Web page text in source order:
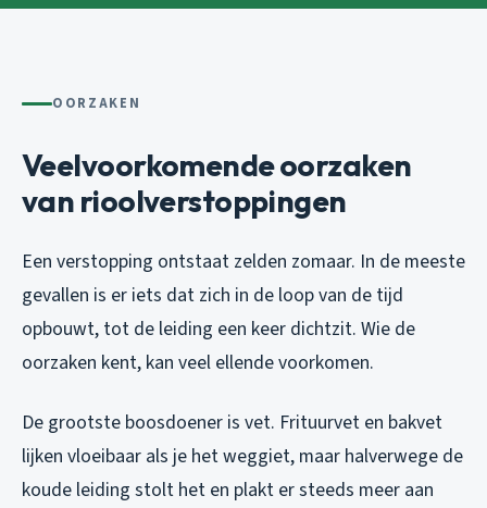
OORZAKEN
Veelvoorkomende oorzaken
van rioolverstoppingen
Een verstopping ontstaat zelden zomaar. In de meeste
gevallen is er iets dat zich in de loop van de tijd
opbouwt, tot de leiding een keer dichtzit. Wie de
oorzaken kent, kan veel ellende voorkomen.
De grootste boosdoener is vet. Frituurvet en bakvet
lijken vloeibaar als je het weggiet, maar halverwege de
koude leiding stolt het en plakt er steeds meer aan